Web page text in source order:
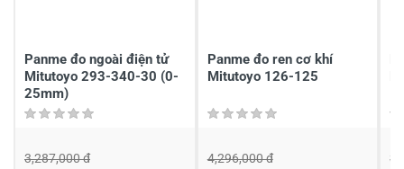
Gửi nhận xét
Panme đo ngoài điện tử
Mitutoyo 293-340-30 (0-
25mm)
3,287,000 đ
Panme đo ren cơ khí
Mitutoyo 126-125
4,296,000 đ